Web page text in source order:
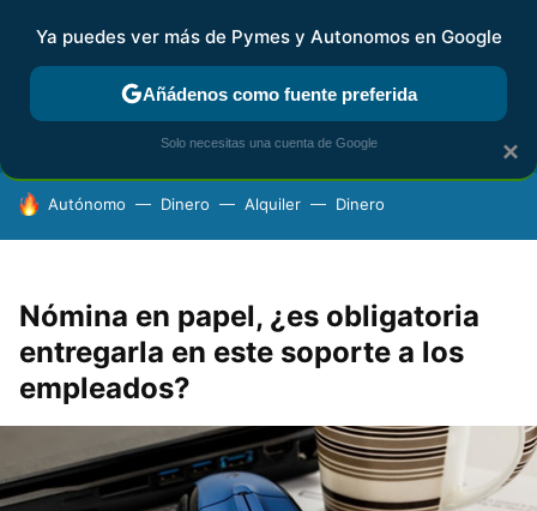
FISCALIDAD Y CONTABILIDAD KIT DIGITAL RENTA
HOY SE HABLA DE
Autónomo Dinero Alquiler Dinero
Nómina en papel, ¿es obligatoria
entregarla en este soporte a los
empleados?
×
Ya puedes ver más de Pymes y Autonomos en Google
Añádenos como fuente preferida
Solo necesitas una cuenta de Google